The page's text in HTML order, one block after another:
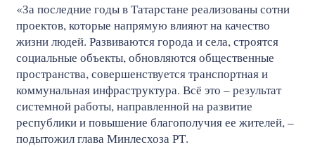
«За последние годы в Татарстане реализованы сотни
проектов, которые напрямую влияют на качество
жизни людей. Развиваются города и села, строятся
социальные объекты, обновляются общественные
пространства, совершенствуется транспортная и
коммунальная инфраструктура. Всё это – результат
системной работы, направленной на развитие
республики и повышение благополучия ее жителей, –
подытожил глава Минлесхоза РТ.